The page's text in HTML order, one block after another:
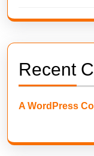
Recent
A WordPress